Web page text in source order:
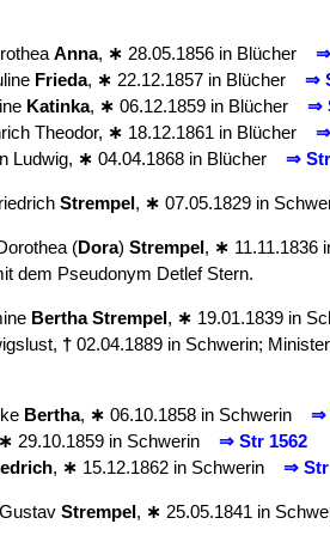
Anna, ∗ 28.05.1856 in Blücher
⇒
Frieda, ∗ 22.12.1857 in Blücher
⇒
Katinka, ∗ 06.12.1859 in Blücher
⇒
Theodor, ∗ 18.12.1861 in Blücher
⇒
Ludwig, ∗ 04.04.1868 in Blücher ⇒
Strempel, ∗ 07.05.1829 in
(Dora) Strempel, ∗ 11.11.1836
dem Pseudonym Detlef Stern.
Bertha Strempel, ∗ 19.01.1839 in
† 02.04.1889 in Schwerin;
Bertha, ∗ 06.10.1858 in Schwerin
⇒
∗ 29.10.1859 in Schwerin
⇒ Str 1562
, ∗ 15.12.1862 in Schwerin ⇒ Str
Gustav Strempel, ∗ 25.05.1841 in